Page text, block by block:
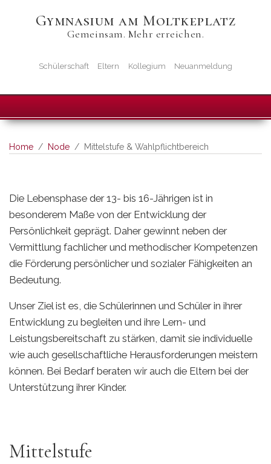
to
main
Gymnasium am Moltkeplatz
Gemeinsam. Mehr erreichen.
Startseiten-
Icons
Schülerschaft Eltern Kollegium Neuanmeldung
Home Node Mittelstufe & Wahlpflichtbereich
Die Lebensphase der 13- bis 16-Jährigen ist in
besonderem Maße von der Entwicklung der
Persönlichkeit geprägt. Daher gewinnt neben der
Vermittlung fachlicher und methodischer Kompetenzen
die Förderung persönlicher und sozialer Fähigkeiten an
Bedeutung.
Unser Ziel ist es, die Schülerinnen und Schüler in ihrer
Entwicklung zu begleiten und ihre Lern- und
Leistungsbereitschaft zu stärken, damit sie individuelle
wie auch gesellschaftliche Herausforderungen meistern
können. Bei Bedarf beraten wir auch die Eltern bei der
Unterstützung ihrer Kinder.
Mittelstufe